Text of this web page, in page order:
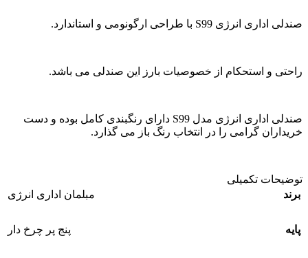
صندلی اداری انرژی S99 با طراحی ارگونومی و استاندارد.
راحتی و استحکام از خصوصیات بارز این صندلی می باشد.
صندلی اداری انرژی مدل S99 دارای رنگبندی کامل بوده و دست
خریداران گرامی را در انتخاب رنگ باز می گذارد.
توضیحات تکمیلی
برند
مبلمان اداری انرژی
پایه پنج پر چرخ دار